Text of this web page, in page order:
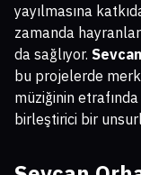
yayılmasına
zamanda hayranlar
da sağlıyor.
bu projelerde
müziğinin
birleştirici bir